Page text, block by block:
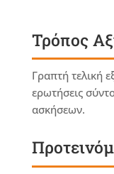
Τρόπος
Γραπτή τελική
ερωτήσεις
ασκήσεων.